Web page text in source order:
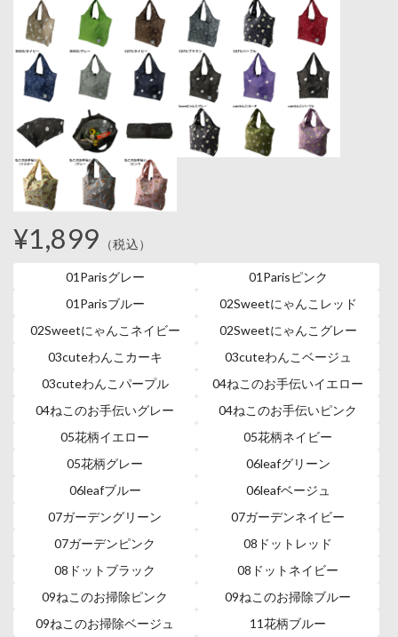
¥1,899 （税込）
01Parisグレー
01Parisピンク
01Parisブルー
02Sweetにゃんこレッド
02Sweetにゃんこネイビー
02Sweetにゃんこグレー
03cuteわんこカーキ
03cuteわんこベージュ
03cuteわんこパープル
04ねこのお手伝いイエロー
04ねこのお手伝いグレー
04ねこのお手伝いピンク
05花柄イエロー
05花柄ネイビー
05花柄グレー
06leafグリーン
06leafブルー
06leafベージュ
07ガーデングリーン
07ガーデンネイビー
07ガーデンピンク
08ドットレッド
08ドットブラック
08ドットネイビー
09ねこのお掃除ピンク
09ねこのお掃除ブルー
09ねこのお掃除ベージュ
11花柄ブルー